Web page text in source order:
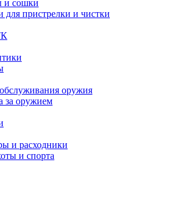
и сошки
для пристрелки и чистки
оружия
за оружием
и расходники
и спорта